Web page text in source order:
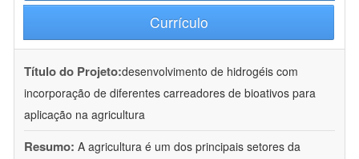
Currículo
Título do Projeto:desenvolvimento de hidrogéis com
incorporação de diferentes carreadores de bioativos para
aplicação na agricultura
Resumo: A agricultura é um dos principais setores da